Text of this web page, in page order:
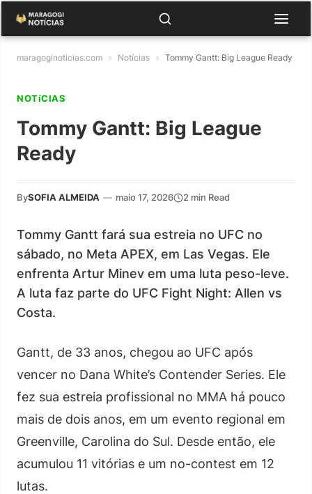
maragoginoticias.com » Notícias » Tommy Gantt: Big League Ready
NOTíCIAS
Tommy Gantt: Big League
Ready
BySOFIA ALMEIDA — maio 17, 2026 2 min Read
Tommy Gantt fará sua estreia no UFC no
sábado, no Meta APEX, em Las Vegas. Ele
enfrenta Artur Minev em uma luta peso-leve.
A luta faz parte do UFC Fight Night: Allen vs
Costa.
Gantt, de 33 anos, chegou ao UFC após
vencer no Dana White’s Contender Series. Ele
fez sua estreia profissional no MMA há pouco
mais de dois anos, em um evento regional em
Greenville, Carolina do Sul. Desde então, ele
acumulou 11 vitórias e um no-contest em 12
lutas.